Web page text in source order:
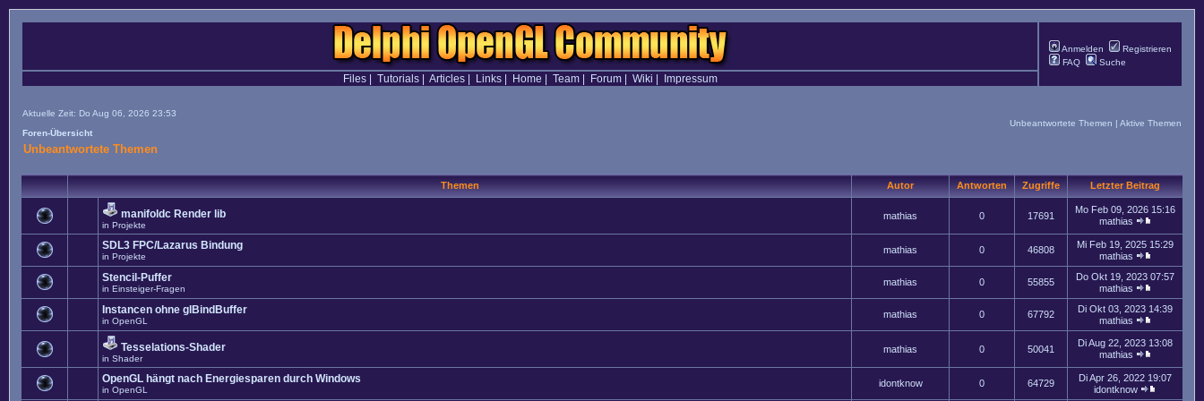
Anmelden
Registrieren
FAQ
Suche
Files| Tutorials| Articles| Links| Home Team| Forum| Wiki Impressum
Aktuelle Zeit: Do Aug 06, 2026 23:53
Foren-Übersicht
Unbeantwortete Themen | Aktive Themen
Unbeantwortete Themen
Themen Autor Antworten Zugriffe Letzter Beitrag
manifoldc Render lib
in Projekte
mathias 0 17691
Mo Feb 09, 2026 15:16
mathias
SDL3 FPC/Lazarus Bindung
in Projekte
mathias 0 46808
Mi Feb 19, 2025 15:29
mathias
Stencil-Puffer
in Einsteiger-Fragen
mathias 0 55855
Do Okt 19, 2023 07:57
mathias
Instancen ohne glBindBuffer
in OpenGL
mathias 0 67792
Di Okt 03, 2023 14:39
mathias
Tesselations-Shader
in Shader
mathias 0 50041
Di Aug 22, 2023 13:08
mathias
OpenGL hängt nach Energiesparen durch Windows
in OpenGL
idontknow 0 64729
Di Apr 26, 2022 19:07
idontknow